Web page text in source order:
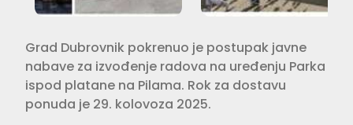
Grad Dubrovnik pokrenuo je postupak javne
nabave za izvođenje radova na uređenju Parka
ispod platane na Pilama. Rok za dostavu
ponuda je 29. kolovoza 2025.